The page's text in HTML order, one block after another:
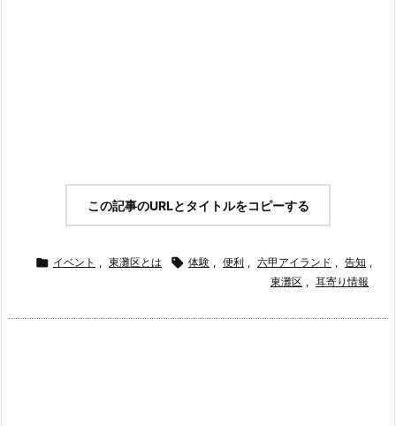
この記事のURLとタイトルをコピーする
 イベント , 東灘区とは  体験 , 便利 , 六甲アイランド , 告知 ,
東灘区 , 耳寄り情報